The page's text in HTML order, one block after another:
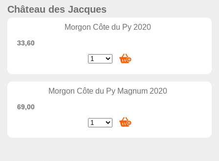
Château des Jacques
Morgon Côte du Py 2020
33,60
Morgon Côte du Py Magnum 2020
69,00